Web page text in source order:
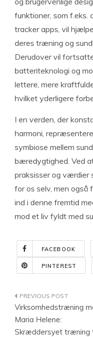
funktioner, som f.eks.
tracker apps, vil
deres træning og
Derudover vil
batteriteknologi og
lettere, mere
hvilket yderligere
I en verden, der
harmoni,
symbiose mellem
bæredygtighed. Ved
praksisser og værdier
for os selv, men også
ind i denne fremtid
mod et liv fyldt med
FACEBOOK
PINTEREST
Virksomhedstræning
Maria Helene:
Skræddersyet træning